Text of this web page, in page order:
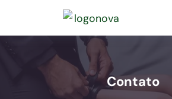
Contato